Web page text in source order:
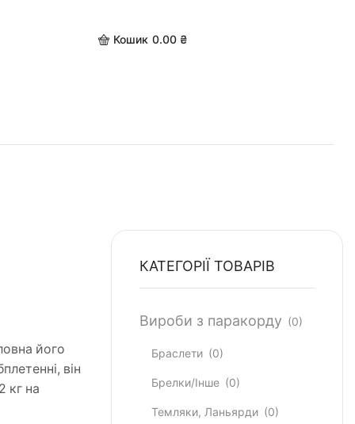
Кошик 0.00 ₴
його
він
кг на
КАТЕГОРІЇ ТОВАРІВ
Вироби з паракорду (0)
Браслети (0)
Брелки/Інше (0)
Темляки, Ланьярди (0)